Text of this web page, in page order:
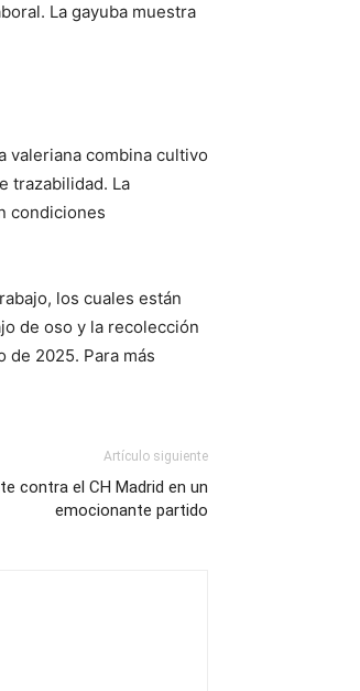
La gayuba muestra
valeriana combina cultivo
trazabilidad. La
condiciones
los cuales están
de oso y la recolección
de 2025. Para más
Artículo siguiente
contra el CH Madrid en un
emocionante partido